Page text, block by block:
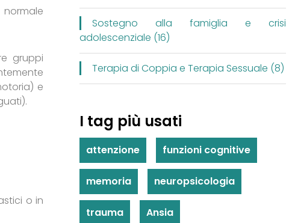
gruppi
e
o in
Sostegno alla famiglia e crisi
adolescenziale (16)
Terapia di Coppia e Terapia Sessuale (8)
I tag più usati
attenzione funzioni cognitive
memoria neuropsicologia
trauma Ansia